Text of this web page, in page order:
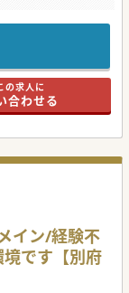
ています。訪問
務いただくこと
根付いており、
60名～70名に抑
ており、基本的
っております。
加しており、地
っています。
の負担軽減と
す。
ンクのある内
な先生を求めて
であり、対象エ
に特化していま
の求人に
合わせる
イン/経験不
です【別府